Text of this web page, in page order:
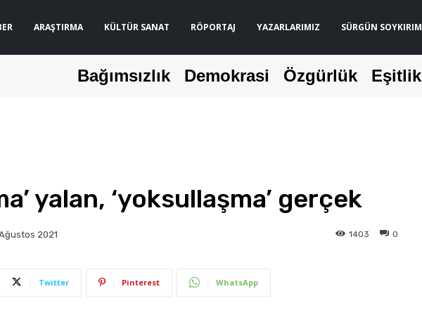
ARAŞTIRMA KÜLTÜR SANAT RÖPORTAJ YAZARLARIMIZ SÜRGÜN SOYKIRIM
Bağımsızlık Demokrasi Özgürlük Eşitlik
yalan, ‘yoksullaşma’ gerçek
2021 0
1403
Twitter Pinterest WhatsApp